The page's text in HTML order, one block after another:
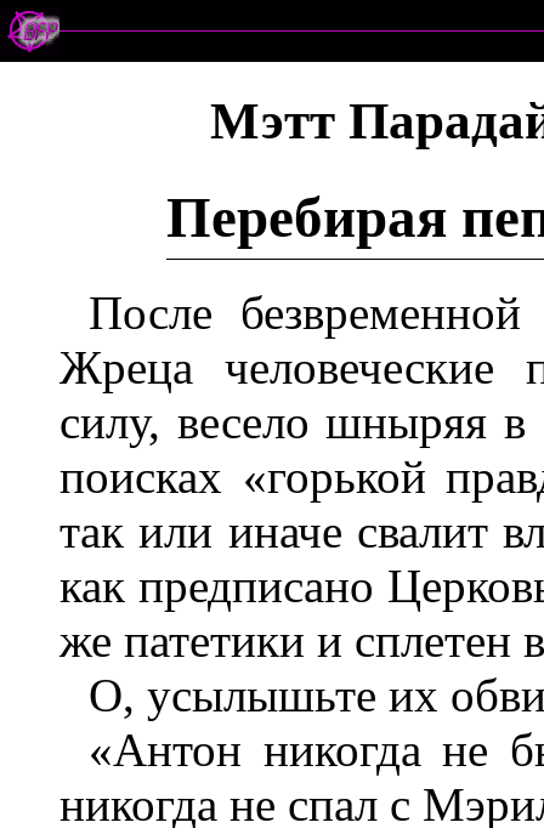
Мэтт
Перебирая
После
Жреца человеческие
силу, весело шныряя в
поисках «горькой
так или иначе свалит
как предписано
же патетики и сплетен
О, усылышьте их
«Антон никогда не
никогда не спал с